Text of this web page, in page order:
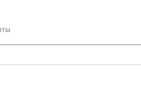
Дмитрию, за